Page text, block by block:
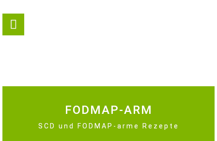
FODMAP-ARM
SCD und FODMAP-arme Rezepte